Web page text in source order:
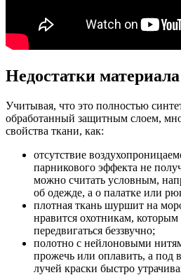
Недостатки материала
Учитывая, что это полностью
обработанный защитным слоем,
свойства ткани, как:
отсутствие
парникового эффекта не
можно считать условным,
об одежде, а о палатке или
плотная ткань шуршит на
нравится охотникам,
передвигаться беззвучно;
полотно с нейлоновыми
прожечь или оплавить, а под
лучей краски быстро